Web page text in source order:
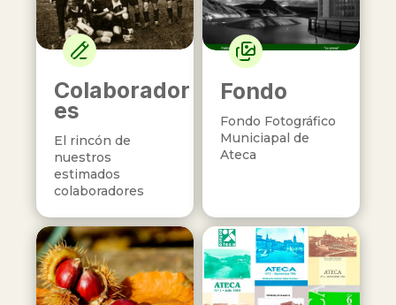
Colaborador
es
El rincón de
nuestros
estimados
colaboradores
Fondo
Fondo Fotográfico
Municiapal de
Ateca